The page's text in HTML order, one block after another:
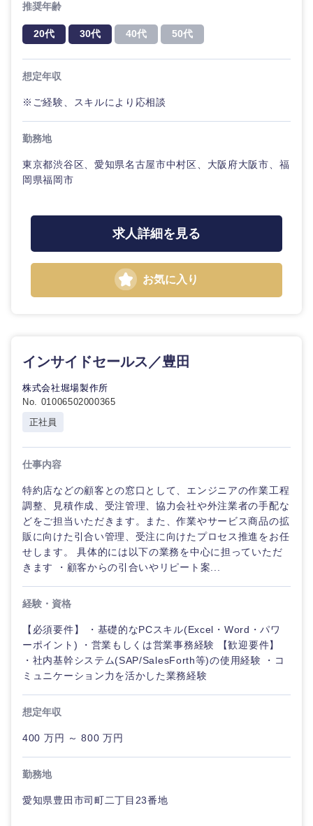
九州・沖縄
長崎県
鹿児島県 沖縄県
海外
推奨年齢
20代 30代 40代 50代
想定年収
※ご経験、スキルにより応相談
勤務地
東京都渋谷区、愛知県名古屋市中村区、大阪府大阪市、福
岡県福岡市
求人詳細を見る
お気に入り
インサイドセールス／豊田
株式会社堀場製作所
No. 01006502000365
正社員
仕事内容
特約店などの顧客との窓口として、エンジニアの作業工程
調整、見積作成、受注管理、協力会社や外注業者の手配な
どをご担当いただきます。また、作業やサービス商品の拡
販に向けた引合い管理、受注に向けたプロセス推進をお任
せします。 具体的には以下の業務を中心に担っていただ
きます ・顧客からの引合いやリピート案...
経験・資格
【必須要件】 ・基礎的なPCスキル(Excel・Word・パワ
ーポイント) ・営業もしくは営業事務経験 【歓迎要件】
・社内基幹システム(SAP/SalesForth等)の使用経験 ・コ
ミュニケーション力を活かした業務経験
想定年収
400 万円 ～ 800 万円
勤務地
愛知県豊田市司町二丁目23番地